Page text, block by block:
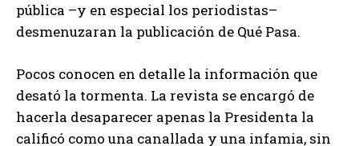
pública –y en especial los periodistas–
desmenuzaran la publicación de Qué Pasa.
Pocos conocen en detalle la información que
desató la tormenta. La revista se encargó de
hacerla desaparecer apenas la Presidenta la
calificó como una canallada y una infamia, sin